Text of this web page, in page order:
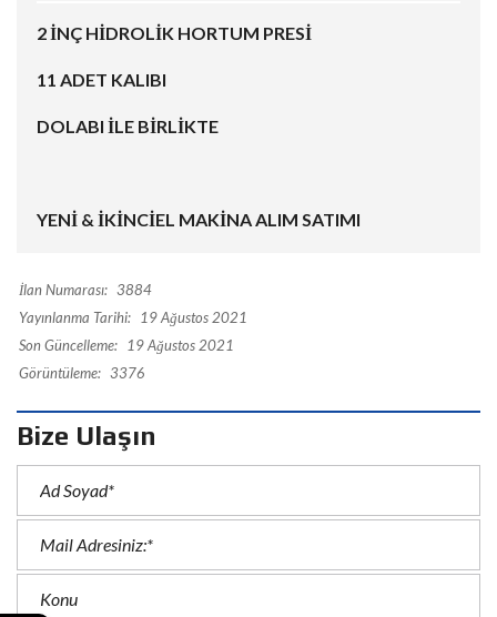
2 İNÇ HİDROLİK HORTUM PRESİ
11 ADET KALIBI
DOLABI İLE BİRLİKTE
YENİ & İKİNCİEL MAKİNA ALIM SATIMI
İlan Numarası: 3884
Yayınlanma Tarihi:
19 Ağustos 2021
Son Güncelleme:
19 Ağustos 2021
Görüntüleme: 3376
Bize Ulaşın